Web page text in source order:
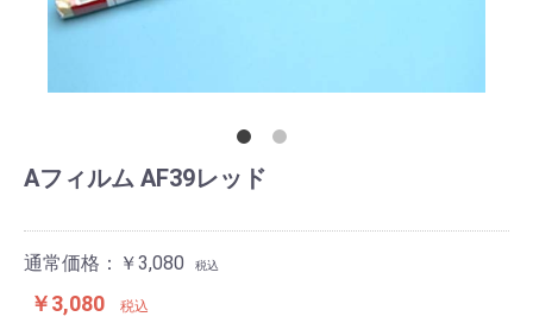
Aフィルム AF39レッド
通常価格：￥3,080 税込
￥3,080 税込